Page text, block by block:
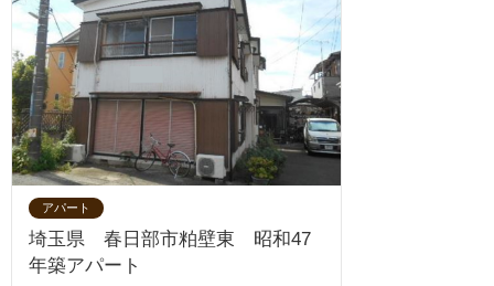
アパート
埼玉県 春日部市粕壁東 昭和47
年築アパート